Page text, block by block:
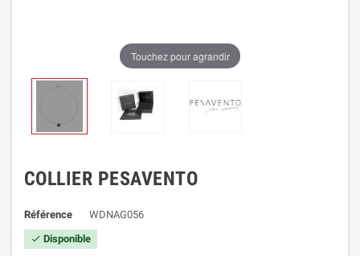
Touchez pour agrandir
COLLIER PESAVENTO
Référence WDNAG056
 Disponible